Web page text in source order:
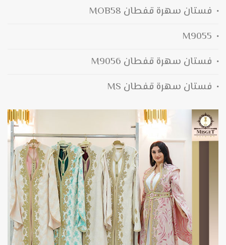
فستان سهرة قفطان MOB58
M9055
فستان سهرة قفطان M9056
فستان سهرة قفطان MS